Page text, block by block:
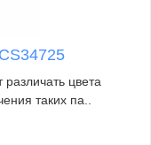
цвета
таких па..